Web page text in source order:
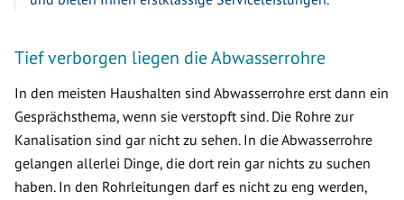
Tief verborgen liegen die Abwasserrohre
In den meisten Haushalten sind Abwasserrohre erst dann ein
Gesprächsthema, wenn sie verstopft sind. Die Rohre zur
Kanalisation sind gar nicht zu sehen. In die Abwasserrohre
gelangen allerlei Dinge, die dort rein gar nichts zu suchen
haben. In den Rohrleitungen darf es nicht zu eng werden,